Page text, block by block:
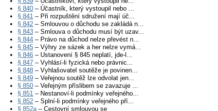
§ 840 – Účastník, který vystoupil nebo ...
§ 841 – Při rozpuštění sdružení mají úč...
§ 842 – Smlouvou o důchodu se zakládá n...
§ 843 – Smlouva o důchodu musí být uzav...
§ 844 – Právo na důchod nelze převést n...
§ 845 – Výhry ze sázek a her nelze vymá...
§ 846 – Ustanovení § 845 neplatí, jde-l...
§ 847 – Vyhlásí-li fyzická nebo právnic...
§ 848 – Vyhlašovatel soutěže je povinen...
§ 849 – Veřejnou soutěž lze odvolat jen...
§ 850 – Veřejným příslibem se zavazuje ...
§ 851 – Nestanoví-li podmínky veřejného...
§ 852 – Splní-li podmínky veřejného pří...
§ 852a– Cestovní smlouvou se